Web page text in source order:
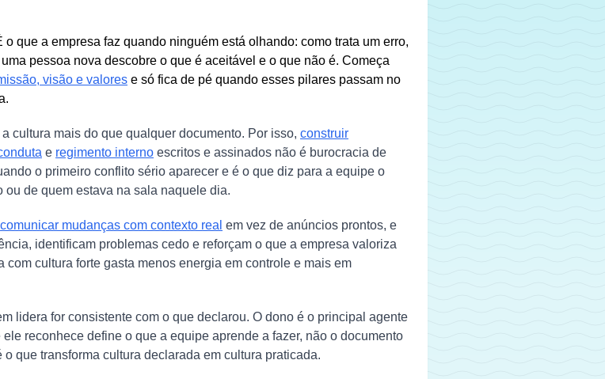
que a empresa faz quando ninguém está olhando: como trata um erro,
pessoa nova descobre o que é aceitável e o que não é. Começa
visão e valores e só fica de pé quando esses pilares passam no
cultura mais do que qualquer documento. Por isso, construir
e regimento interno escritos e assinados não é burocracia de
o primeiro conflito sério aparecer e é o que diz para a equipe o
de quem estava na sala naquele dia.
comunicar mudanças com contexto real em vez de anúncios prontos, e
identificam problemas cedo e reforçam o que a empresa valoriza
cultura forte gasta menos energia em controle e mais em
lidera for consistente com o que declarou. O dono é o principal agente
reconhece define o que a equipe aprende a fazer, não o documento
o que transforma cultura declarada em cultura praticada.